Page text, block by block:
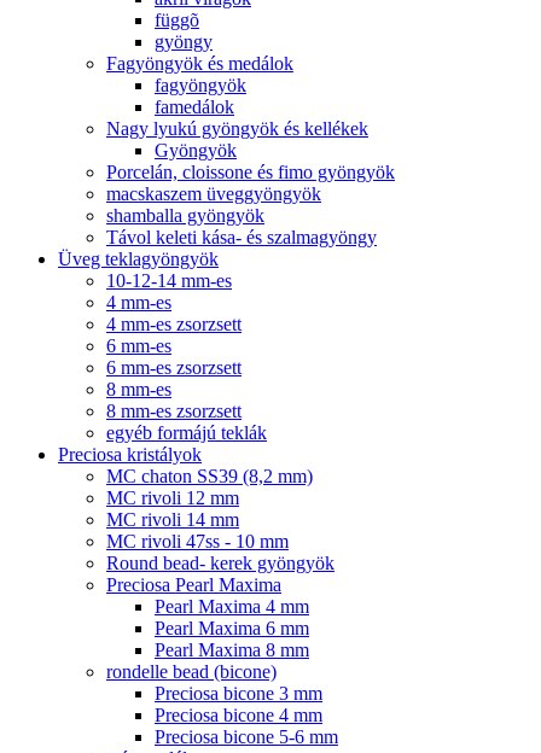
függõ
gyöngy
Fagyöngyök és medálok
fagyöngyök
famedálok
Nagy lyukú gyöngyök és kellékek
Gyöngyök
Porcelán, cloissone és fimo gyöngyök
macskaszem üveggyöngyök
shamballa gyöngyök
Távol keleti kása- és szalmagyöngy
Üveg teklagyöngyök
10-12-14 mm-es
4 mm-es
4 mm-es zsorzsett
6 mm-es
6 mm-es zsorzsett
8 mm-es
8 mm-es zsorzsett
egyéb formájú teklák
Preciosa kristályok
MC chaton SS39 (8,2 mm)
MC rivoli 12 mm
MC rivoli 14 mm
MC rivoli 47ss - 10 mm
Round bead- kerek gyöngyök
Preciosa Pearl Maxima
Pearl Maxima 4 mm
Pearl Maxima 6 mm
Pearl Maxima 8 mm
rondelle bead (bicone)
Preciosa bicone 3 mm
Preciosa bicone 4 mm
Preciosa bicone 5-6 mm